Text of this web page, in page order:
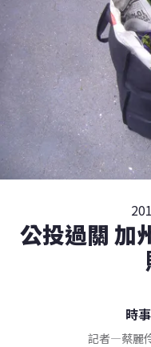
公投過關 加
時
記者—蔡麗